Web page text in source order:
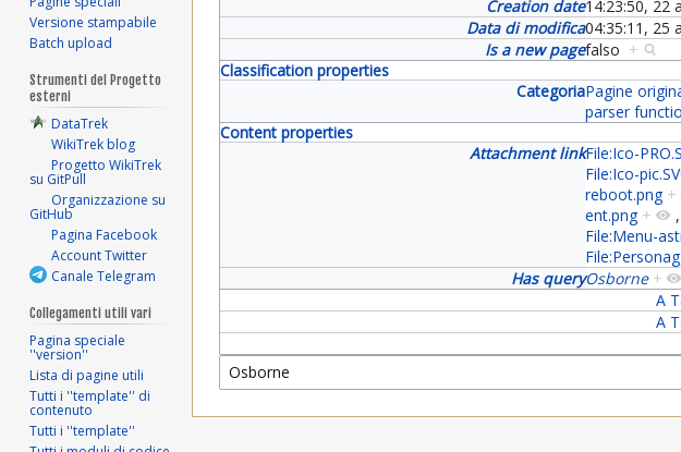
Creation date14:23:50, 22
Data di modifica04:35:11, 25
Is a new pagefalso +
Classification properties
CategoriaPagine
parser
Content properties
Attachment linkFile:Ico-
File:Ico-
reboot.png +
ent.png + ,
File:Menu-
Has queryOsborne +
A
A
Versione stampabile
Batch upload
Strumenti del Progetto
esterni
DataTrek
WikiTrek blog
Progetto WikiTrek
su GitPull
Organizzazione su
GitHub
Pagina Facebook
Account Twitter
Canale Telegram
Collegamenti utili vari
Pagina speciale
''version''
Lista di pagine utili
Tutti i ''template'' di
contenuto
Tutti i ''template''